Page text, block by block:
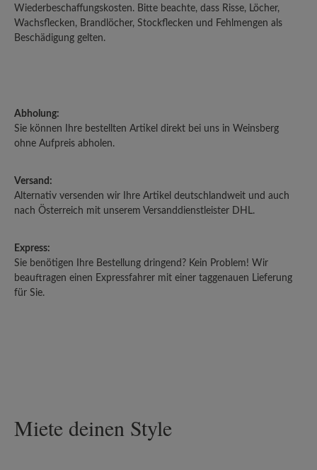
Wiederbeschaffungskosten. Bitte beachte, dass Risse, Löcher,
Wachsflecken, Brandlöcher, Stockflecken und Fehlmengen als
Beschädigung gelten.
Abholung:
Sie können Ihre bestellten Artikel direkt bei uns in Weinsberg
ohne Aufpreis abholen.
Versand:
Alternativ versenden wir Ihre Artikel deutschlandweit und auch
nach Österreich mit unserem Versanddienstleister DHL.
Express:
Sie benötigen Ihre Bestellung dringend? Kein Problem! Wir
beauftragen einen Expressfahrer mit einer taggenauen Lieferung
für Sie.
Miete deinen Style